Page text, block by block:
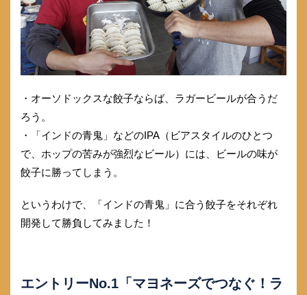
・オーソドックスな餃子ならば、ラガービールが合うだ
ろう。
・「インドの青鬼」などのIPA（ビアスタイルのひとつ
で、ホップの苦みが強烈なビール）には、ビールの味が
餃子に勝ってしまう。
というわけで、「インドの青鬼」に合う餃子をそれぞれ
開発して勝負してみました！
エントリーNo.1「マヨネーズでつなぐ！ラ